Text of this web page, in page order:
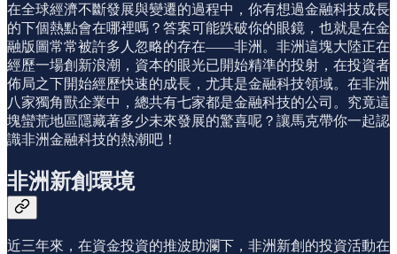
在全球經濟不斷發展與變遷的過程中，你有想過金融科技成長
的下個熱點會在哪裡嗎？答案可能跌破你的眼鏡，也就是在金
融版圖常常被許多人忽略的存在——非洲。非洲這塊大陸正在
經歷一場創新浪潮，資本的眼光已開始精準的投射，在投資者
佈局之下開始經歷快速的成長，尤其是金融科技領域。在非洲
八家獨角獸企業中，總共有七家都是金融科技的公司。究竟這
塊蠻荒地區隱藏著多少未來發展的驚喜呢？讓馬克帶你一起認
識非洲金融科技的熱潮吧！
非洲新創環境
近三年來，在資金投資的推波助瀾下，非洲新創的投資活動在